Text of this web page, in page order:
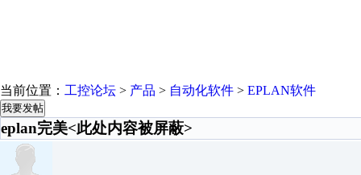
当前位置： 工控论坛 > 产品 > 自动化软件 > EPLAN软件
我要发帖
eplan完美<此处内容被屏蔽>